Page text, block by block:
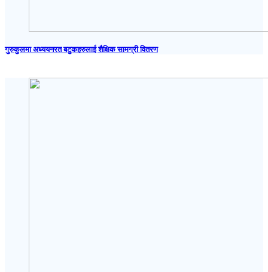
गुरुकुलमा अध्ययनरत बटुकहरुलाई शैक्षिक सामग्री वितरण